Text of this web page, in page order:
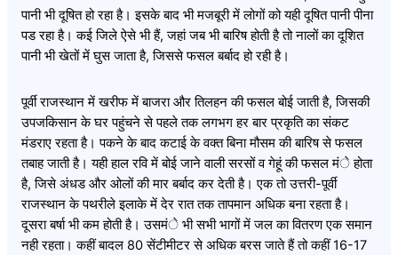
पानी भी दूषित हो रहा है। इसके बाद भी मजबूरी में लोगों को यही दूषित पानी पीना
पड रहा है। कई जिले ऐसे भी हैं, जहां जब भी बारिष होती है तो नालों का दूशित
पानी भी खेतों में घुस जाता है, जिससे फसल बर्बाद हो रही है।
पूर्वी राजस्थान में खरीफ में बाजरा और तिलहन की फसल बोई जाती है, जिसकी
उपजकिसान के घर पहुंचने से पहले तक लगभग हर बार प्रकृति का संकट
मंडराए रहता है। पकने के बाद कटाई के वक्त बिना मौसम की बारिष से फसल
तबाह जाती है। यही हाल रवि में बोई जाने वाली सरसों व गेहूं की फसल मंे होता
है, जिसे अंधड और ओलों की मार बर्बाद कर देती है। एक तो उत्तरी-पूर्वी
राजस्थान के पथरीले इलाके में देर रात तक तापमान अधिक बना रहता है।
दूसरा बर्षा भी कम होती है। उसमंे भी सभी भागों में जल का वितरण एक समान
नही रहता। कहीं बादल 80 सेंटीमीटर से अधिक बरस जाते हैं तो कहीं 16-17